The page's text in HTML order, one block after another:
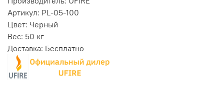
Артикул: PL-05-100
Цвет: Черный
Вес: 50 кг
Доставка: Бесплатно